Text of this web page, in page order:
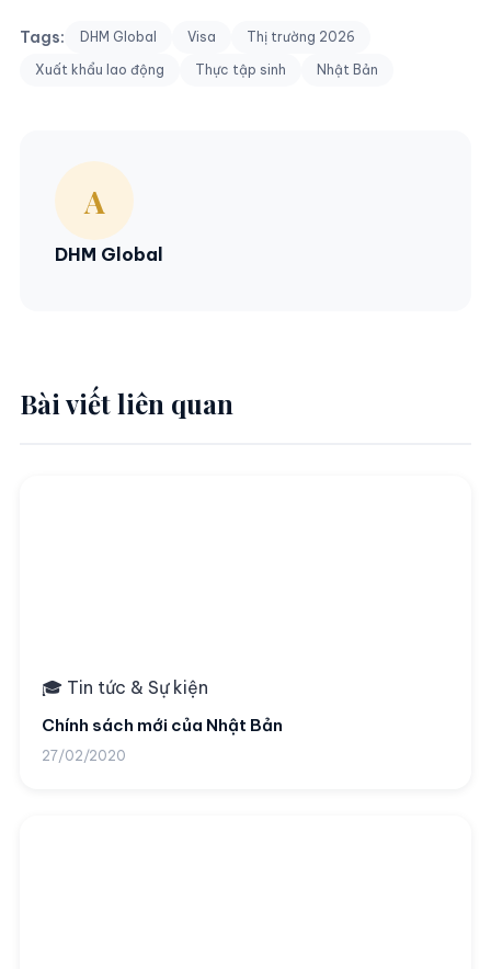
Tags: DHM Global Visa
Thị trường 2026
Xuất khẩu lao động
Thực tập sinh Nhật Bản
A
DHM Global
Bài viết liên quan
🎓 Tin tức & Sự kiện
Chính sách mới của Nhật Bản
27/02/2020